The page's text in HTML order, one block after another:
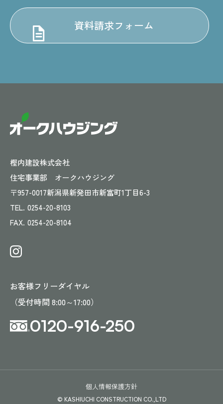
資料請求フォーム
樫内建設株式会社
住宅事業部 オークハウジング
〒957-0017新潟県新発田市新富町1丁目6-3
TEL. 0254-20-8103
FAX. 0254-20-8104
お客様フリーダイヤル
（受付時間 8:00～17:00）
0120-916-250
個人情報保護方針
© KASHIUCHI CONSTRUCTION CO.,LTD